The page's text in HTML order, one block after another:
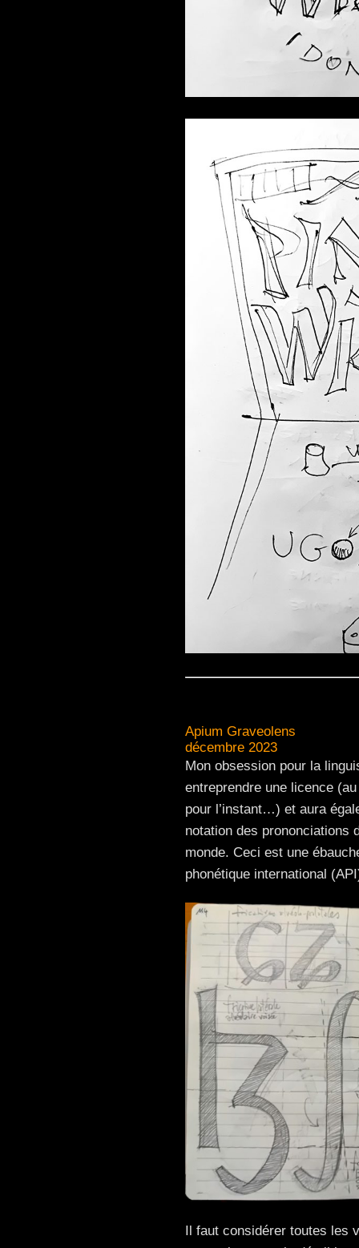
Apium Graveolens
décembre 2023
Mon obsession pour la
entreprendre une licence
pour l’instant…) et aura
notation des prononciations
monde. Ceci est une
phonétique international
Il faut considérer toutes les